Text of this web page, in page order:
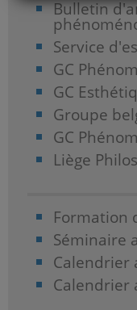
Bulletin
Service
GC
GC
Groupe
GC
Liège
Formation
Séminaire
Calendrier
Calendrier